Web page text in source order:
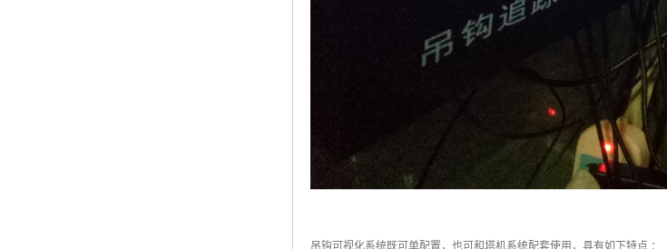
吊钩可视化系统既可单配置，也可和塔机系统配套使用，具有如下特点 ：